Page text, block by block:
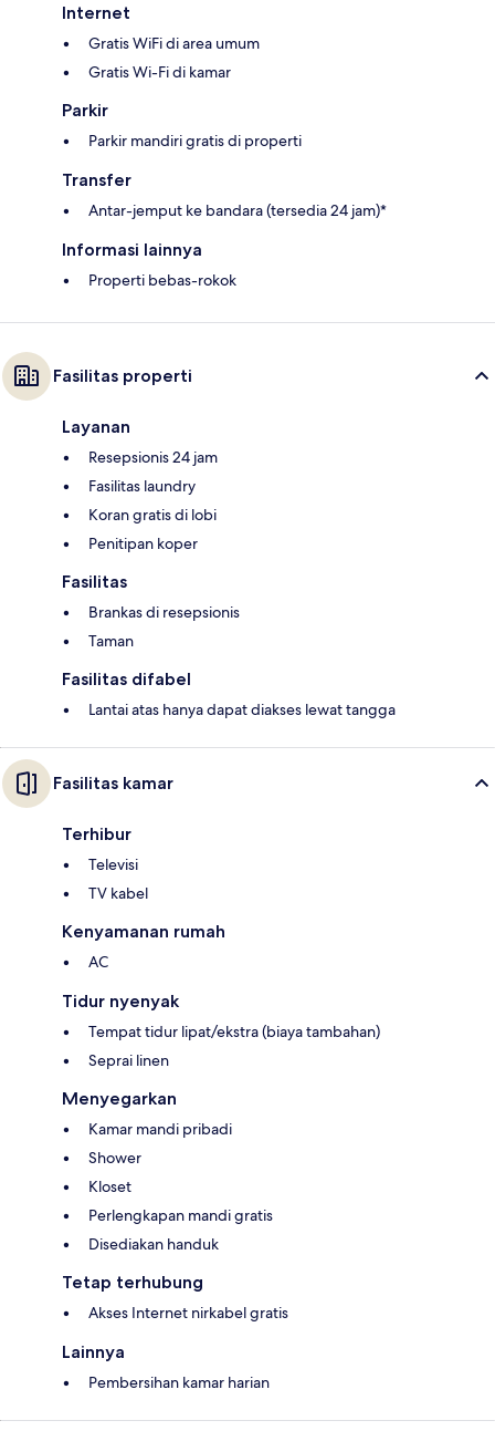
Internet
Gratis WiFi di area umum
Gratis Wi-Fi di kamar
Parkir
Parkir mandiri gratis di properti
Transfer
Antar-jemput ke bandara (tersedia 24 jam)*
Informasi lainnya
Properti bebas-rokok
Fasilitas properti
Layanan
Resepsionis 24 jam
Fasilitas laundry
Koran gratis di lobi
Penitipan koper
Fasilitas
Brankas di resepsionis
Taman
Fasilitas difabel
Lantai atas hanya dapat diakses lewat tangga
Fasilitas kamar
Terhibur
Televisi
TV kabel
Kenyamanan rumah
AC
Tidur nyenyak
Tempat tidur lipat/ekstra (biaya tambahan)
Seprai linen
Menyegarkan
Kamar mandi pribadi
Shower
Kloset
Perlengkapan mandi gratis
Disediakan handuk
Tetap terhubung
Akses Internet nirkabel gratis
Lainnya
Pembersihan kamar harian